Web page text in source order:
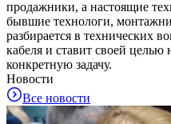
продажники, а настоящие
бывшие технологи,
разбирается в технических
кабеля и ставит своей
конкретную задачу.
Новости
Все новости